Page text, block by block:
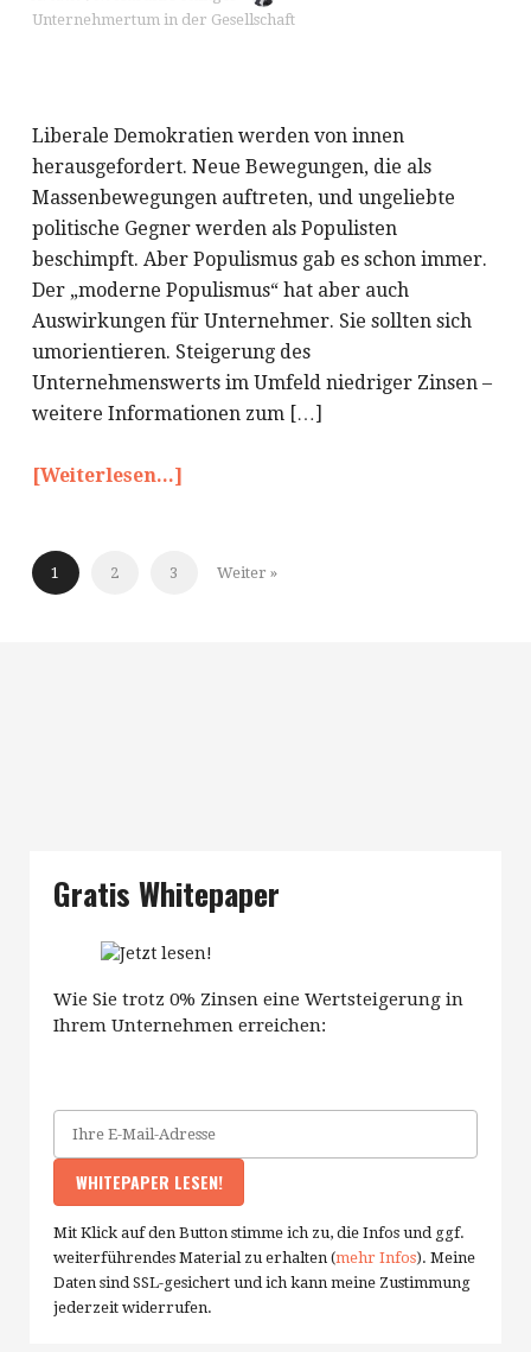
Unternehmertum in der Gesellschaft
Liberale Demokratien werden von innen
herausgefordert. Neue Bewegungen, die als
Massenbewegungen auftreten, und ungeliebte
politische Gegner werden als Populisten
beschimpft. Aber Populismus gab es schon immer.
Der „moderne Populismus“ hat aber auch
Auswirkungen für Unternehmer. Sie sollten sich
umorientieren. Steigerung des
Unternehmenswerts im Umfeld niedriger Zinsen –
weitere Informationen zum […]
[Weiterlesen...]
1 2 3 Weiter »
Gratis Whitepaper
Wie Sie trotz 0% Zinsen eine Wertsteigerung in
Ihrem Unternehmen erreichen:
Mit Klick auf den Button stimme ich zu, die Infos und ggf.
weiterführendes Material zu erhalten (mehr Infos). Meine
Daten sind SSL-gesichert und ich kann meine Zustimmung
jederzeit widerrufen.